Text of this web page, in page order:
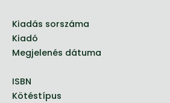
Kiadás sorszáma
Kiadó
Megjelenés dátuma
ISBN
Kötéstípus